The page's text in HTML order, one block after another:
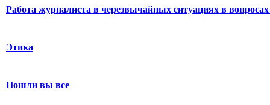
Работа журналиста в черезвычайных ситуациях в вопросах
Этика
Пошли вы все